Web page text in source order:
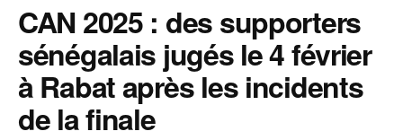
CAN 2025 : des supporters
sénégalais jugés le 4 février
à Rabat après les incidents
de la finale